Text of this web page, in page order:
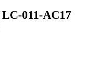
011-AC17